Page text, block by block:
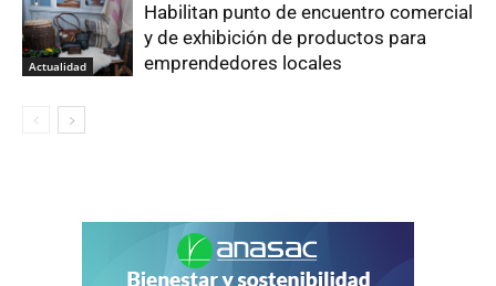
Actualidad
Habilitan punto de encuentro comercial
y de exhibición de productos para
emprendedores locales